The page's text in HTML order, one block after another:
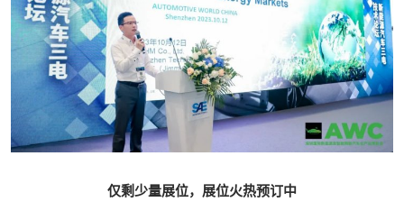
仅剩少量展位，展位火热预订中